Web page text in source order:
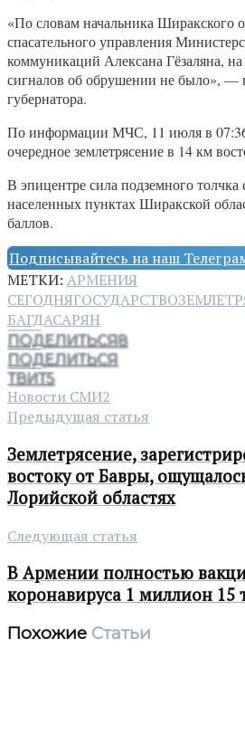
«По словам начальника Ширакского
спасательного управления
коммуникаций Алексана Гёзаляна,
сигналов об обрушении не было», —
губернатора.
По информации МЧС, 11 июля в
очередное землетрясение в 14 км
В эпицентре сила подземного толчка
населенных пунктах Ширакской
баллов.
Подписывайтесь на наш
МЕТКИ: АРМЕНИЯ
СЕГОДНЯГОСУДАРСТВО
БАГДАСАРЯН
ПОДЕЛИТЬСЯ8
ПОДЕЛИТЬСЯ
ТВИТ5
Новости СМИ2
Предыдущая статья
Землетрясение,
востоку от Бавры,
Лорийской областях
Следующая статья
В Армении полностью
коронавируса 1 миллион 15
Похожие Статьи